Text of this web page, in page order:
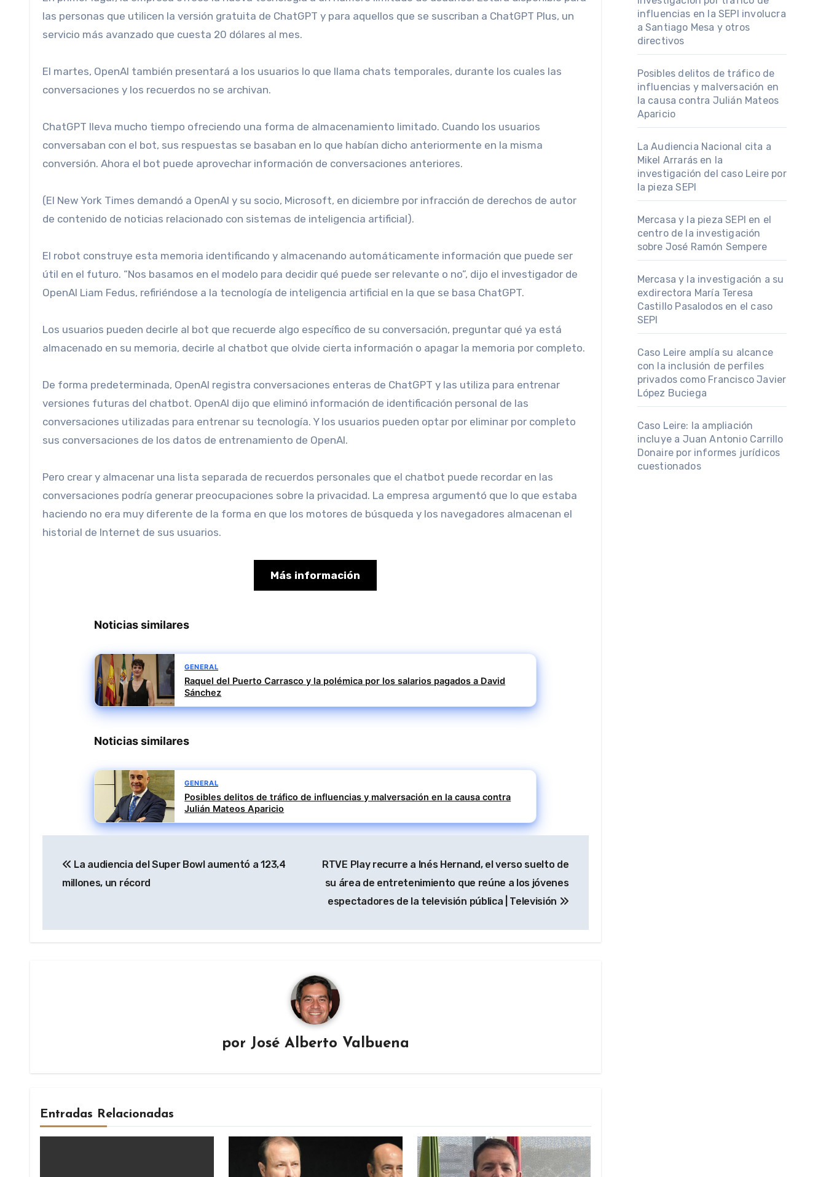
las personas que utilicen la versión gratuita de ChatGPT y para aquellos que se suscriban a ChatGPT Plus, un
servicio más avanzado que cuesta 20 dólares al mes.
El martes, OpenAI también presentará a los usuarios lo que llama chats temporales, durante los cuales las
conversaciones y los recuerdos no se archivan.
ChatGPT lleva mucho tiempo ofreciendo una forma de almacenamiento limitado. Cuando los usuarios
conversaban con el bot, sus respuestas se basaban en lo que habían dicho anteriormente en la misma
conversión. Ahora el bot puede aprovechar información de conversaciones anteriores.
(El New York Times demandó a OpenAI y su socio, Microsoft, en diciembre por infracción de derechos de autor
de contenido de noticias relacionado con sistemas de inteligencia artificial).
El robot construye esta memoria identificando y almacenando automáticamente información que puede ser
útil en el futuro. “Nos basamos en el modelo para decidir qué puede ser relevante o no”, dijo el investigador de
OpenAI Liam Fedus, refiriéndose a la tecnología de inteligencia artificial en la que se basa ChatGPT.
Los usuarios pueden decirle al bot que recuerde algo específico de su conversación, preguntar qué ya está
almacenado en su memoria, decirle al chatbot que olvide cierta información o apagar la memoria por completo.
De forma predeterminada, OpenAI registra conversaciones enteras de ChatGPT y las utiliza para entrenar
versiones futuras del chatbot. OpenAI dijo que eliminó información de identificación personal de las
conversaciones utilizadas para entrenar su tecnología. Y los usuarios pueden optar por eliminar por completo
sus conversaciones de los datos de entrenamiento de OpenAI.
Pero crear y almacenar una lista separada de recuerdos personales que el chatbot puede recordar en las
conversaciones podría generar preocupaciones sobre la privacidad. La empresa argumentó que lo que estaba
haciendo no era muy diferente de la forma en que los motores de búsqueda y los navegadores almacenan el
historial de Internet de sus usuarios.
Más información
Noticias similares
GENERAL
Raquel del Puerto Carrasco y la polémica por los salarios pagados a David
Sánchez
Noticias similares
GENERAL
Posibles delitos de tráfico de influencias y malversación en la causa contra
Julián Mateos Aparicio
de
La audiencia del Super Bowl aumentó a 123,4
millones, un récord
RTVE Play recurre a Inés Hernand, el verso suelto de
su área de entretenimiento que reúne a los jóvenes
espectadores de la televisión pública | Televisión
por José Alberto Valbuena
Entradas Relacionadas
influencias en la SEPI involucra
a Santiago Mesa y otros
directivos
Posibles delitos de tráfico de
influencias y malversación en
la causa contra Julián Mateos
Aparicio
La Audiencia Nacional cita a
Mikel Arrarás en la
investigación del caso Leire por
la pieza SEPI
Mercasa y la pieza SEPI en el
centro de la investigación
sobre José Ramón Sempere
Mercasa y la investigación a su
exdirectora María Teresa
Castillo Pasalodos en el caso
SEPI
Caso Leire amplía su alcance
con la inclusión de perfiles
privados como Francisco Javier
López Buciega
Caso Leire: la ampliación
incluye a Juan Antonio Carrillo
Donaire por informes jurídicos
cuestionados